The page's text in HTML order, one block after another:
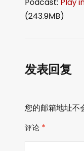
播
放
(243.9MB)
发表回复
您的邮箱地址不
评论 *